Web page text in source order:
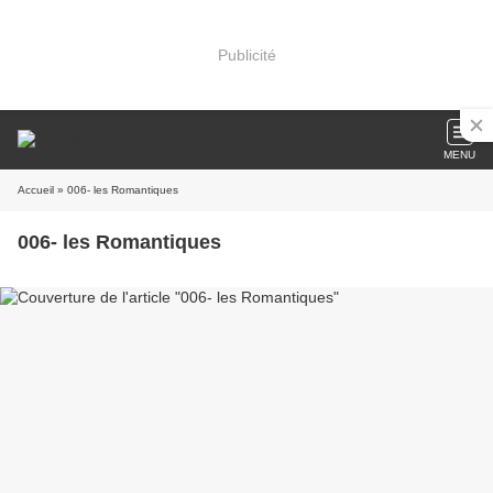
Publicité
MENU
Accueil » 006- les Romantiques
006- les Romantiques